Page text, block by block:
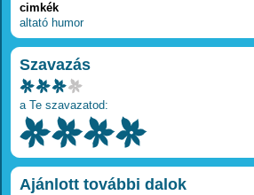
cimkék
altató humor
Szavazás
a Te szavazatod:
Ajánlott további dalok